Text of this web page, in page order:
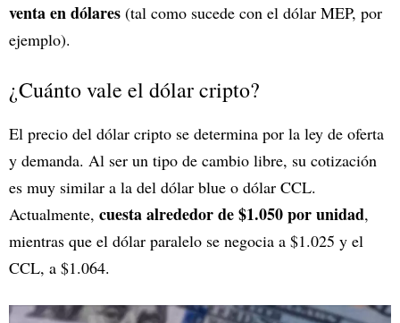
venta en dólares (tal como sucede con el dólar MEP, por
ejemplo).
¿Cuánto vale el dólar cripto?
El precio del dólar cripto se determina por la ley de oferta
y demanda. Al ser un tipo de cambio libre, su cotización
es muy similar a la del dólar blue o dólar CCL.
Actualmente, cuesta alrededor de $1.050 por unidad,
mientras que el dólar paralelo se negocia a $1.025 y el
CCL, a $1.064.